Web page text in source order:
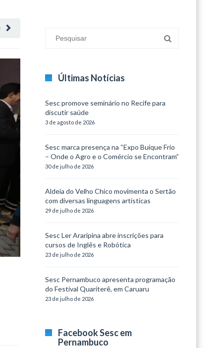
Últimas Notícias
Sesc promove seminário no Recife para
discutir saúde
3 de agosto de 2026
Sesc marca presença na “Expo Buíque Frio
– Onde o Agro e o Comércio se Encontram”
30 de julho de 2026
Aldeia do Velho Chico movimenta o Sertão
com diversas linguagens artísticas
29 de julho de 2026
Sesc Ler Araripina abre inscrições para
cursos de Inglês e Robótica
23 de julho de 2026
Sesc Pernambuco apresenta programação
do Festival Quariterê, em Caruaru
23 de julho de 2026
Facebook Sesc em
Pernambuco